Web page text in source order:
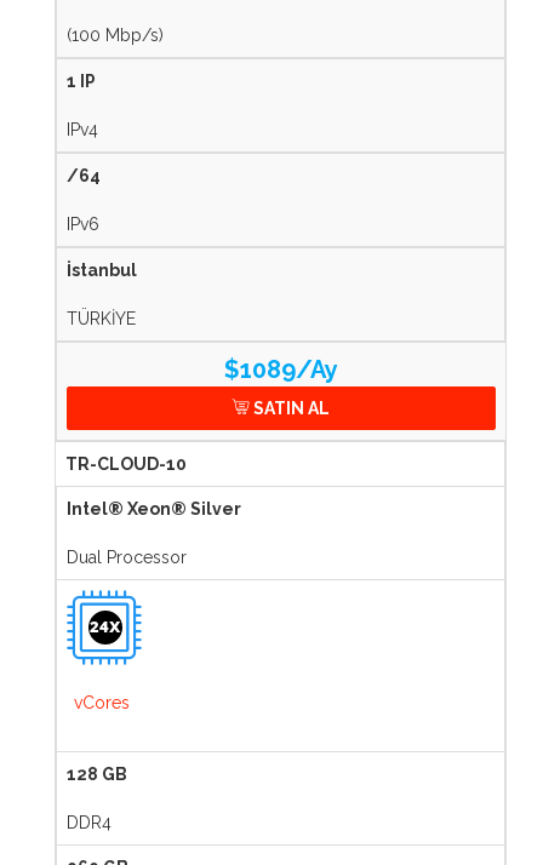
(100 Mbp/s)
1 IP
IPv4
/64
IPv6
İstanbul
TÜRKİYE
$1089/Ay
SATIN AL
TR-CLOUD-10
Intel® Xeon® Silver
Dual Processor
24X
vCores
128 GB
DDR4